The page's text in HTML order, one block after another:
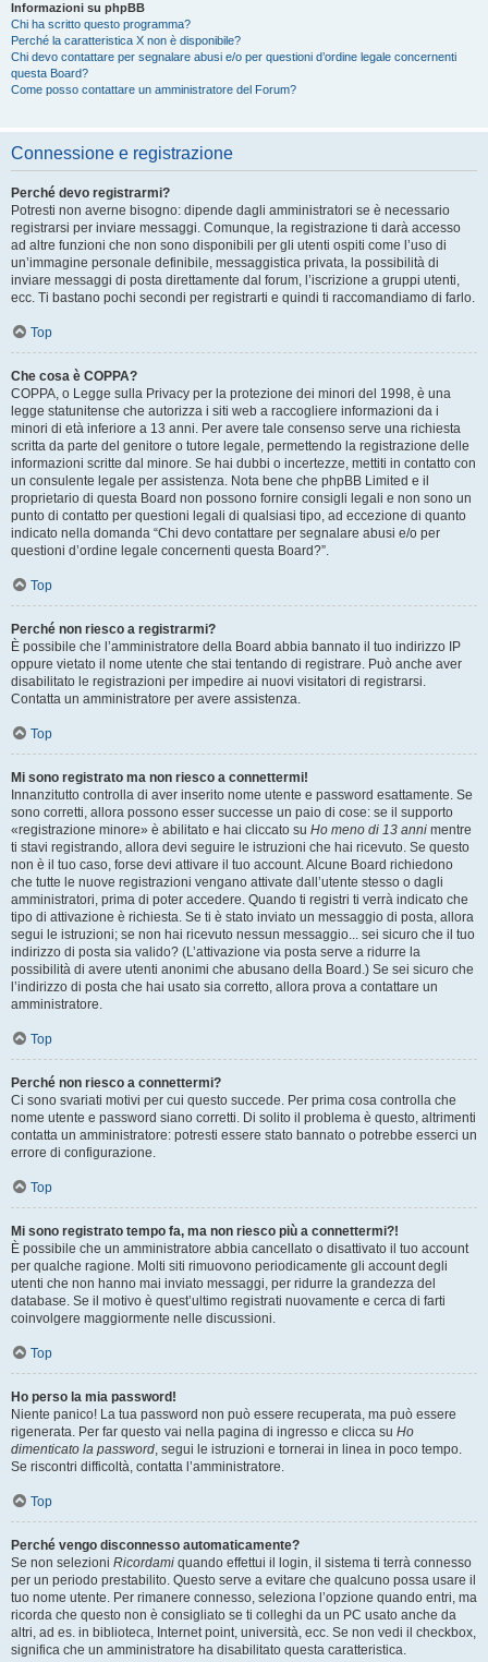
Informazioni su phpBB
Chi ha scritto questo programma?
Perché la caratteristica X non è disponibile?
Chi devo contattare per segnalare abusi e/o per questioni d’ordine legale concernenti
questa Board?
Come posso contattare un amministratore del Forum?
Connessione e registrazione
Perché devo registrarmi?
Potresti non averne bisogno: dipende dagli amministratori se è necessario
registrarsi per inviare messaggi. Comunque, la registrazione ti darà accesso
ad altre funzioni che non sono disponibili per gli utenti ospiti come l’uso di
un’immagine personale definibile, messaggistica privata, la possibilità di
inviare messaggi di posta direttamente dal forum, l’iscrizione a gruppi utenti,
ecc. Ti bastano pochi secondi per registrarti e quindi ti raccomandiamo di farlo.
Top
Che cosa è COPPA?
COPPA, o Legge sulla Privacy per la protezione dei minori del 1998, è una
legge statunitense che autorizza i siti web a raccogliere informazioni da i
minori di età inferiore a 13 anni. Per avere tale consenso serve una richiesta
scritta da parte del genitore o tutore legale, permettendo la registrazione delle
informazioni scritte dal minore. Se hai dubbi o incertezze, mettiti in contatto con
un consulente legale per assistenza. Nota bene che phpBB Limited e il
proprietario di questa Board non possono fornire consigli legali e non sono un
punto di contatto per questioni legali di qualsiasi tipo, ad eccezione di quanto
indicato nella domanda “Chi devo contattare per segnalare abusi e/o per
questioni d’ordine legale concernenti questa Board?”.
Top
Perché non riesco a registrarmi?
È possibile che l’amministratore della Board abbia bannato il tuo indirizzo IP
oppure vietato il nome utente che stai tentando di registrare. Può anche aver
disabilitato le registrazioni per impedire ai nuovi visitatori di registrarsi.
Contatta un amministratore per avere assistenza.
Top
Mi sono registrato ma non riesco a connettermi!
Innanzitutto controlla di aver inserito nome utente e password esattamente. Se
sono corretti, allora possono esser successe un paio di cose: se il supporto
«registrazione minore» è abilitato e hai cliccato su Ho meno di 13 anni mentre
ti stavi registrando, allora devi seguire le istruzioni che hai ricevuto. Se questo
non è il tuo caso, forse devi attivare il tuo account. Alcune Board richiedono
che tutte le nuove registrazioni vengano attivate dall’utente stesso o dagli
amministratori, prima di poter accedere. Quando ti registri ti verrà indicato che
tipo di attivazione è richiesta. Se ti è stato inviato un messaggio di posta, allora
segui le istruzioni; se non hai ricevuto nessun messaggio... sei sicuro che il tuo
indirizzo di posta sia valido? (L’attivazione via posta serve a ridurre la
possibilità di avere utenti anonimi che abusano della Board.) Se sei sicuro che
l’indirizzo di posta che hai usato sia corretto, allora prova a contattare un
amministratore.
Top
Perché non riesco a connettermi?
Ci sono svariati motivi per cui questo succede. Per prima cosa controlla che
nome utente e password siano corretti. Di solito il problema è questo, altrimenti
contatta un amministratore: potresti essere stato bannato o potrebbe esserci un
errore di configurazione.
Top
Mi sono registrato tempo fa, ma non riesco più a connettermi?!
È possibile che un amministratore abbia cancellato o disattivato il tuo account
per qualche ragione. Molti siti rimuovono periodicamente gli account degli
utenti che non hanno mai inviato messaggi, per ridurre la grandezza del
database. Se il motivo è quest’ultimo registrati nuovamente e cerca di farti
coinvolgere maggiormente nelle discussioni.
Top
Ho perso la mia password!
Niente panico! La tua password non può essere recuperata, ma può essere
rigenerata. Per far questo vai nella pagina di ingresso e clicca su Ho
dimenticato la password, segui le istruzioni e tornerai in linea in poco tempo.
Se riscontri difficoltà, contatta l’amministratore.
Top
Perché vengo disconnesso automaticamente?
Se non selezioni Ricordami quando effettui il login, il sistema ti terrà connesso
per un periodo prestabilito. Questo serve a evitare che qualcuno possa usare il
tuo nome utente. Per rimanere connesso, seleziona l’opzione quando entri, ma
ricorda che questo non è consigliato se ti colleghi da un PC usato anche da
altri, ad es. in biblioteca, Internet point, università, ecc. Se non vedi il checkbox,
significa che un amministratore ha disabilitato questa caratteristica.